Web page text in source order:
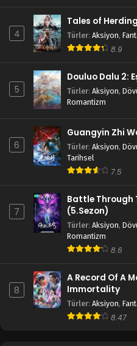
4
Tales of
Türler: Aksiyon,
8.9
5
Douluo Dalu 2:
Türler: Aksiyon,
Romantizm
6
Guangyin Zhi
Türler: Aksiyon,
Tarihsel
7.5
7
Battle Through
(5.Sezon)
Türler: Aksiyon,
Romantizm
8.6
8
A Record Of A
Immortality
Türler: Aksiyon,
8.47